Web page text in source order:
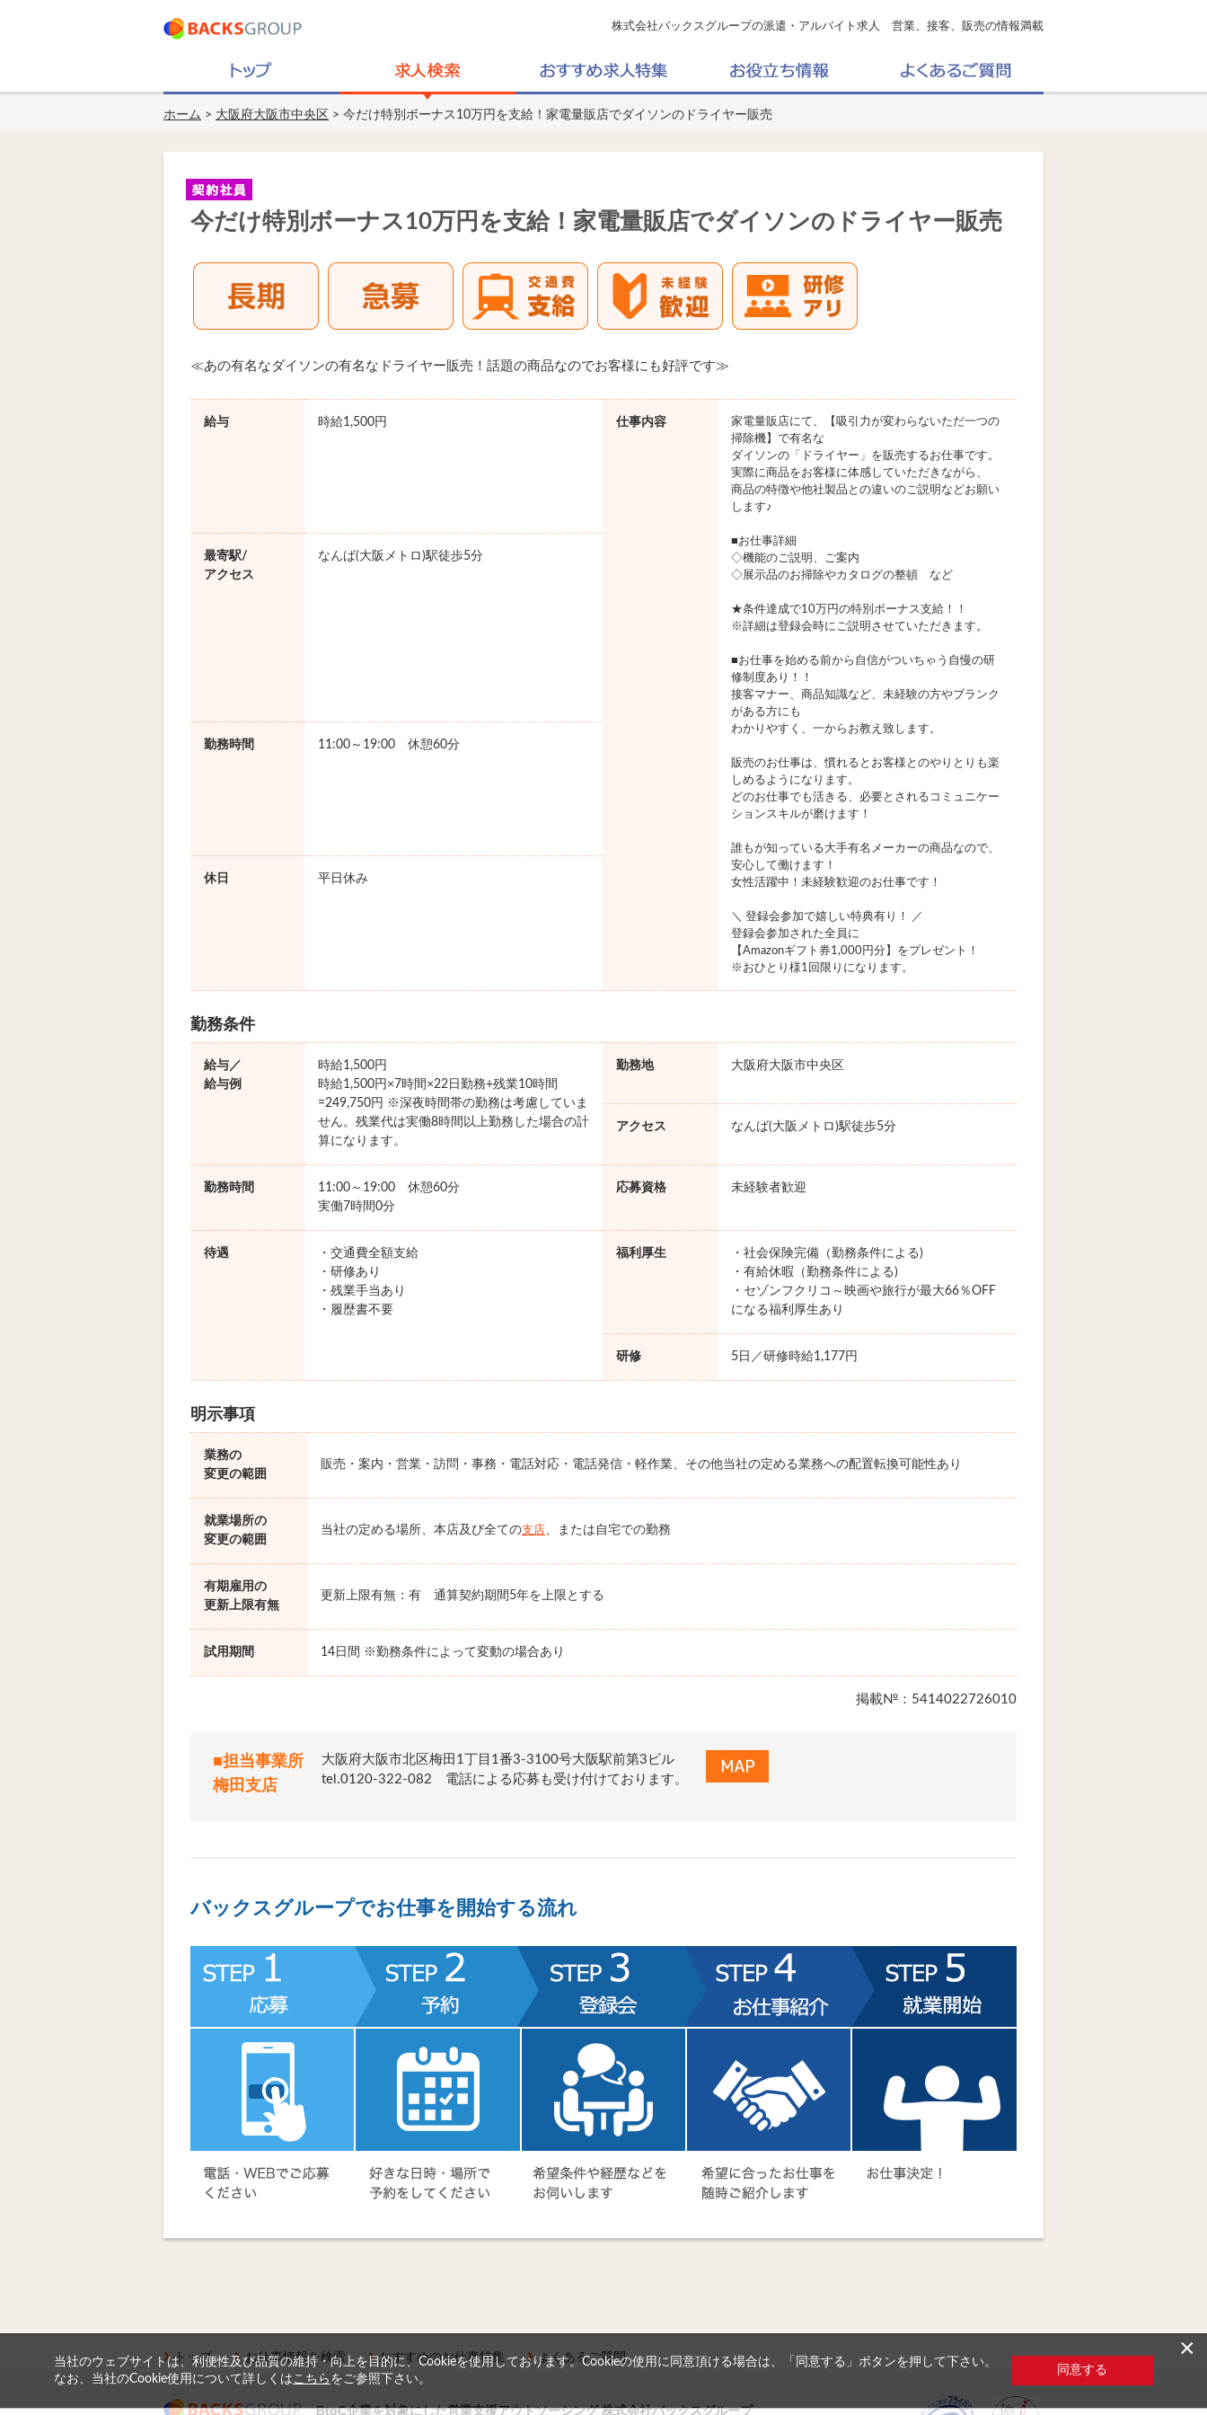
株式会社バックスグループの派遣・アルバイト求人 営業、接客、販売の情報満載
ホーム > 大阪府大阪市中央区 > 今だけ特別ボーナス10万円を支給！家電量販店でダイソンのドライヤー販売
今だけ特別ボーナス10万円を支給！家電量販店でダイソンのドライヤー販売
≪あの有名なダイソンの有名なドライヤー販売！話題の商品なのでお客様にも好評です≫
給与 時給1,500円 仕事内容
家電量販店にて、【吸引力が変わらないただ一つの
掃除機】で有名な
ダイソンの「ドライヤー」を販売するお仕事です。
実際に商品をお客様に体感していただきながら、
商品の特徴や他社製品との違いのご説明などお願い
します♪
■お仕事詳細
◇機能のご説明、ご案内
◇展示品のお掃除やカタログの整頓 など
★条件達成で10万円の特別ボーナス支給！！
※詳細は登録会時にご説明させていただきます。
■お仕事を始める前から自信がついちゃう自慢の研
修制度あり！！
接客マナー、商品知識など、未経験の方やブランク
がある方にも
わかりやすく、一からお教え致します。
販売のお仕事は、慣れるとお客様とのやりとりも楽
しめるようになります。
どのお仕事でも活きる、必要とされるコミュニケー
ションスキルが磨けます！
誰もが知っている大手有名メーカーの商品なので、
安心して働けます！
女性活躍中！未経験歓迎のお仕事です！
＼ 登録会参加で嬉しい特典有り！ ／
登録会参加された全員に
【Amazonギフト券1,000円分】をプレゼント！
※おひとり様1回限りになります。
最寄駅/
アクセス
なんば(大阪メトロ)駅徒歩5分
勤務時間 11:00～19:00 休憩60分
休日 平日休み
勤務条件
給与／
給与例
時給1,500円
時給1,500円×7時間×22日勤務+残業10時間
=249,750円 ※深夜時間帯の勤務は考慮していま
せん。残業代は実働8時間以上勤務した場合の計
算になります。
勤務地 大阪府大阪市中央区
アクセス なんば(大阪メトロ)駅徒歩5分
勤務時間
11:00～19:00 休憩60分
実働7時間0分
応募資格 未経験者歓迎
待遇
・交通費全額支給
・研修あり
・残業手当あり
・履歴書不要
福利厚生
・社会保険完備（勤務条件による)
・有給休暇（勤務条件による)
・セゾンフクリコ～映画や旅行が最大66％OFF
になる福利厚生あり
研修 5日／研修時給1,177円
明示事項
業務の
変更の範囲
販売・案内・営業・訪問・事務・電話対応・電話発信・軽作業、その他当社の定める業務への配置転換可能性あり
就業場所の
変更の範囲
当社の定める場所、本店及び全ての支店、または自宅での勤務
有期雇用の
更新上限有無
更新上限有無：有 通算契約期間5年を上限とする
試用期間 14日間 ※勤務条件によって変動の場合あり
掲載№：5414022726010
■担当事業所
梅田支店
大阪府大阪市北区梅田1丁目1番3-3100号大阪駅前第3ビル
tel.0120-322-082 電話による応募も受け付けております。
バックスグループでお仕事を開始する流れ
トップ お仕事情報を検索 おすすめのお仕事特集 よくあるご質問
BtoC企業を対象にした営業支援アウトソーシング 株式会社バックスグループ
×
当社のウェブサイトは、利便性及び品質の維持・向上を目的に、Cookieを使用しております。Cookieの使用に同意頂ける場合は、「同意する」ボタンを押して下さい。
なお、当社のCookie使用について詳しくは こちら をご参照下さい。
同意する